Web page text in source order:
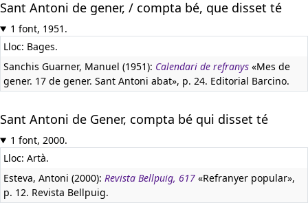
Sant Antoni de gener, / compta bé, que disset té
1 font, 1951.
Lloc: Bages.
Sanchis Guarner, Manuel (1951): Calendari de refranys «Mes de
gener. 17 de gener. Sant Antoni abat», p. 24. Editorial Barcino.
Sant Antoni de Gener, compta bé qui disset té
1 font, 2000.
Lloc: Artà.
Esteva, Antoni (2000): Revista Bellpuig, 617 «Refranyer popular»,
p. 12. Revista Bellpuig.